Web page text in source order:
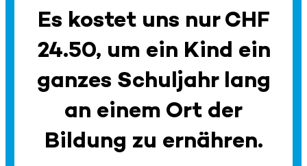
Es kostet uns nur CHF
24.50, um ein Kind ein
ganzes Schuljahr lang
an einem Ort der
Bildung zu ernähren.